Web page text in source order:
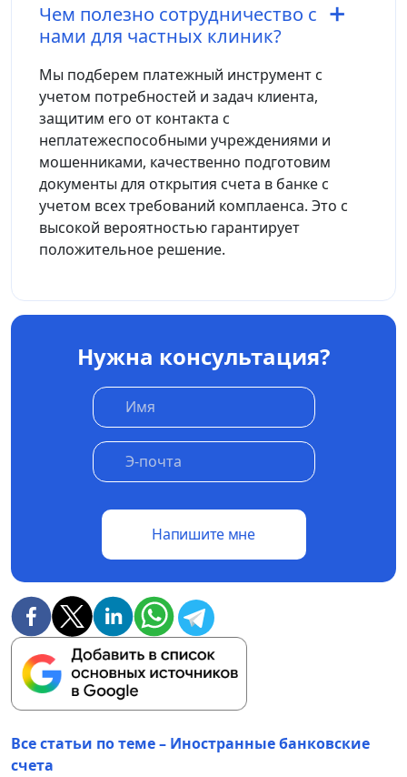
Чем полезно сотрудничество с
нами для частных клиник?
Мы подберем платежный инструмент с
учетом потребностей и задач клиента,
защитим его от контакта с
неплатежеспособными учреждениями и
мошенниками, качественно подготовим
документы для открытия счета в банке с
учетом всех требований комплаенса. Это с
высокой вероятностью гарантирует
положительное решение.
Нужна консультация?
Напишите мне
Все статьи по теме – Иностранные банковские
счета